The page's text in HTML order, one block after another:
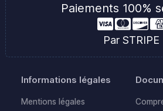
Paiements 100%
Par STRIPE
Informations légales
Mentions légales